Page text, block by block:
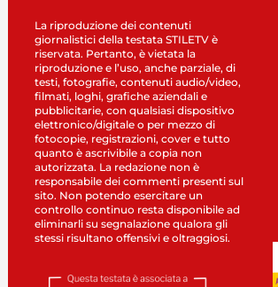
La riproduzione dei contenuti
giornalistici della testata STILETV è
riservata. Pertanto, è vietata la
riproduzione e l’uso, anche parziale, di
testi, fotografie, contenuti audio/video,
filmati, loghi, grafiche aziendali e
pubblicitarie, con qualsiasi dispositivo
elettronico/digitale o per mezzo di
fotocopie, registrazioni, cover e tutto
quanto è ascrivibile a copia non
autorizzata. La redazione non è
responsabile dei commenti presenti sul
sito. Non potendo esercitare un
controllo continuo resta disponibile ad
eliminarli su segnalazione qualora gli
stessi risultano offensivi e oltraggiosi.